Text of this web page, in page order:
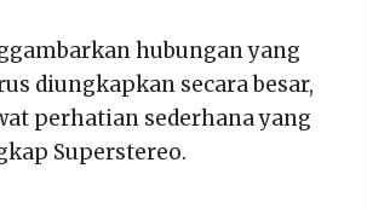
hubungan yang
diungkapkan secara besar,
perhatian sederhana yang
Superstereo.